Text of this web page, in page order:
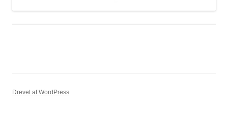
Drevet af WordPress